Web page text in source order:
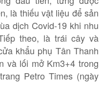
là thiếu vật liệu để sản
dịch Covid-19 khi nhu
theo, là trái cây và
khẩu phụ Tân Thanh
và lối mở Km3+4 trong
Petro Times (ngày